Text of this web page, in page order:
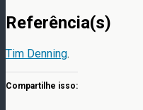
Referência(s)
Tim Denning.
Compartilhe isso: